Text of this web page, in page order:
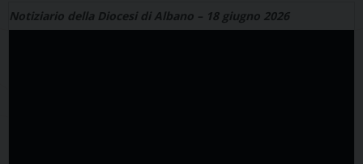
Notiziario della Diocesi di Albano – 18 giugno 2026